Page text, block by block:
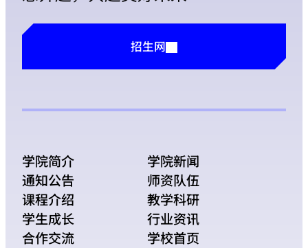
招生网
学院简介
学院新闻
通知公告
师资队伍
课程介绍
教学科研
学生成长
行业资讯
合作交流
学校首页